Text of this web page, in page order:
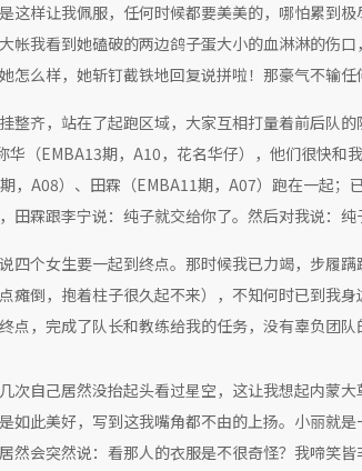
这样让我佩服，任何时候都要美美的，哪怕累到
帐我看到她磕破的两边鸽子蛋大小的血淋淋的伤
怎么样，她斩钉截铁地回复说拼啦！那豪气不输任
整齐，站在了起跑区域，大家互相打量着前后队
（EMBA13期，A10，花名华仔），他们很快和
，A08）、田霖（EMBA11期，A07）跑在一起
田霖跟李宁说：纯子就交给你了。然后对我说：纯
四个女生要一起到终点。那时候我已力竭，步履
瘫倒，抱着柱子很久起不来），不知何时已到我
点，完成了队长和教练给我的任务，没有辜负团队
次自己居然没抬起头看过星空，这让我想起内蒙
如此美好，写到这我嘴角都不由的上扬。小丽就
然会突然说：看那人的衣服是不很奇怪？我啼笑